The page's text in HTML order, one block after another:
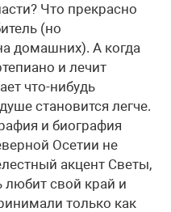
Что прекрасно
(но
домашних). А когда
и лечит
что-нибудь
становится легче.
и биография
Осетии не
акцент Светы,
свой край и
только как